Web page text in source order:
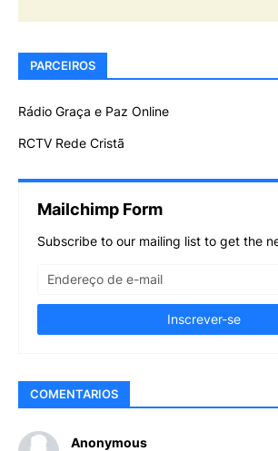
PARCEIROS
Rádio Graça e Paz Online
RCTV Rede Cristã
Mailchimp Form
Subscribe to our mailing list to get the
COMENTARIOS
Anonymous